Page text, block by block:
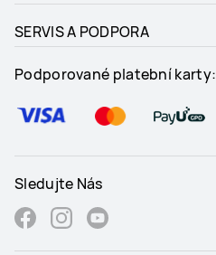
SERVIS A PODPORA
Podporované platební karty:
Sledujte Nás